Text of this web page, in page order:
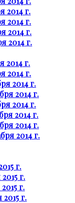
2014 г.
2014 г.
2014 г.
2014 г.
2014 г.
2014 г.
2014 г.
2014 г.
2014 г.
2014 г.
2014 г.
2014 г.
г.
г.
г.
г.